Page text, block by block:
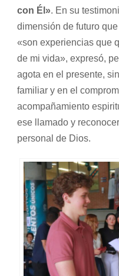
con Él». En su
dimensión de futuro
«son experiencias que
de mi vida», expresó,
agota en el presente,
familiar y en el
acompañamiento
ese llamado y
personal de Dios.